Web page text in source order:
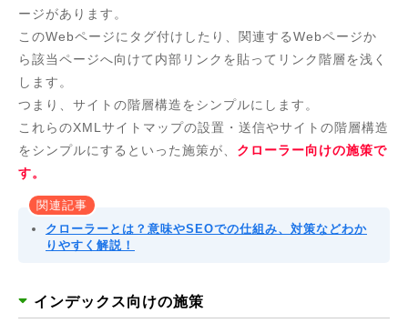
ージがあります。
このWebページにタグ付けしたり、関連するWebページか
ら該当ページへ向けて内部リンクを貼ってリンク階層を浅く
します。
つまり、サイトの階層構造をシンプルにします。
これらのXMLサイトマップの設置・送信やサイトの階層構造
をシンプルにするといった施策が、 クローラー向けの施策で
す。
関連記事
クローラーとは？意味やSEOでの仕組み、対策などわか
りやすく解説！
インデックス向けの施策